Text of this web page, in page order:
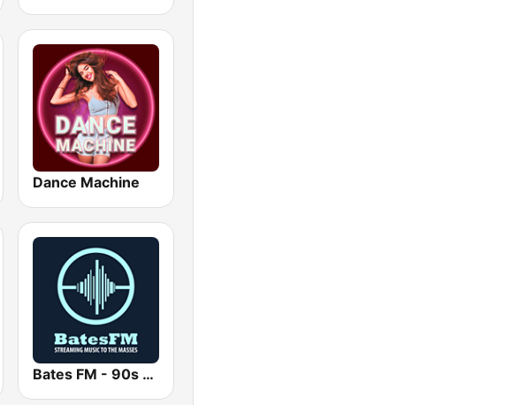
Dance Machine
Bates FM - 90s Mix